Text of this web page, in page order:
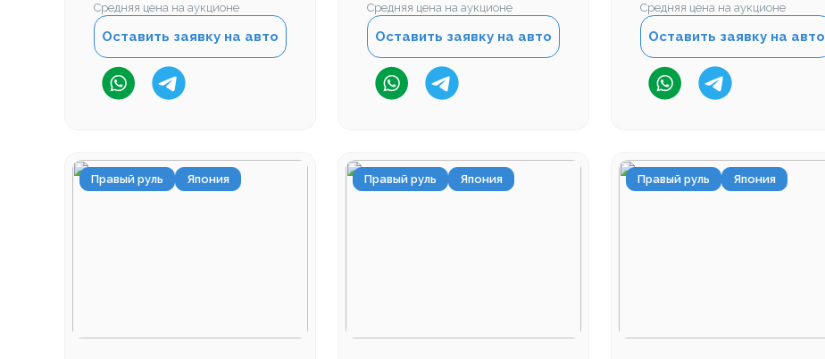
Средняя цена на аукционе
Оставить заявку на авто
Средняя цена на аукционе
Оставить заявку на авто
Средняя цена на аукционе
Оставить заявку на авто
Правый руль Япония Правый руль Япония Правый руль Япония